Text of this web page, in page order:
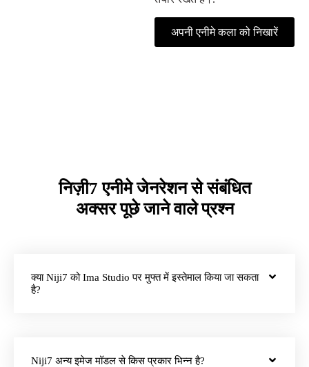
अपनी एनीमे कला को निखारें
निज़ी7 एनीमे जेनरेशन से संबंधित
अक्सर पूछे जाने वाले प्रश्न
क्या Niji7 को Ima Studio पर मुफ्त में इस्तेमाल किया जा सकता
है?
Niji7 अन्य इमेज मॉडल से किस प्रकार भिन्न है?